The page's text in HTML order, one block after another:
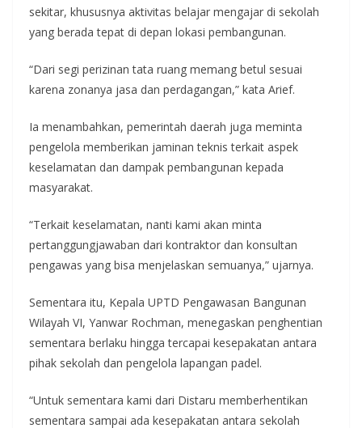
sekitar, khususnya aktivitas belajar mengajar di sekolah
yang berada tepat di depan lokasi pembangunan.
“Dari segi perizinan tata ruang memang betul sesuai
karena zonanya jasa dan perdagangan,” kata Arief.
Ia menambahkan, pemerintah daerah juga meminta
pengelola memberikan jaminan teknis terkait aspek
keselamatan dan dampak pembangunan kepada
masyarakat.
“Terkait keselamatan, nanti kami akan minta
pertanggungjawaban dari kontraktor dan konsultan
pengawas yang bisa menjelaskan semuanya,” ujarnya.
Sementara itu, Kepala UPTD Pengawasan Bangunan
Wilayah VI, Yanwar Rochman, menegaskan penghentian
sementara berlaku hingga tercapai kesepakatan antara
pihak sekolah dan pengelola lapangan padel.
“Untuk sementara kami dari Distaru memberhentikan
sementara sampai ada kesepakatan antara sekolah